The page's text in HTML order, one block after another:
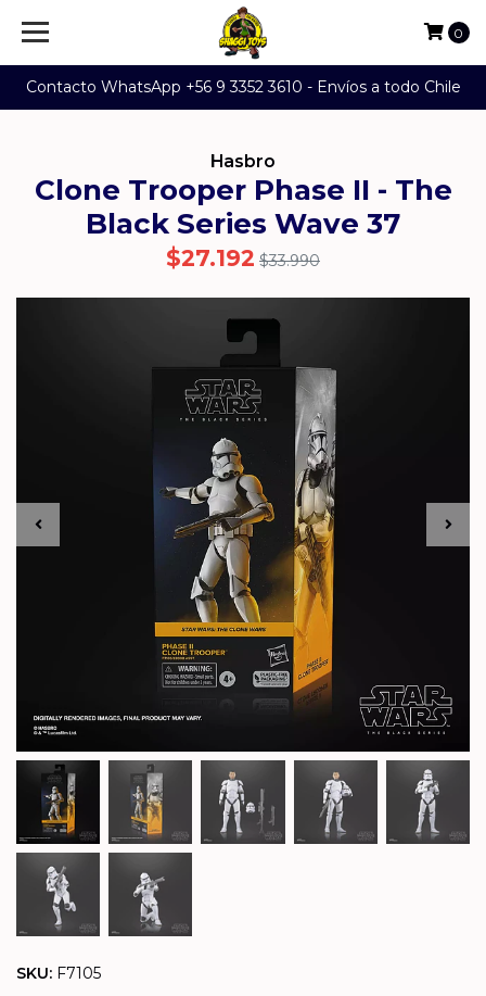
Contacto WhatsApp +56 9 3352 3610 - Envíos a todo Chile
0
Hasbro
Clone Trooper Phase II - The
Black Series Wave 37
$27.192 $33.990
SKU: F7105